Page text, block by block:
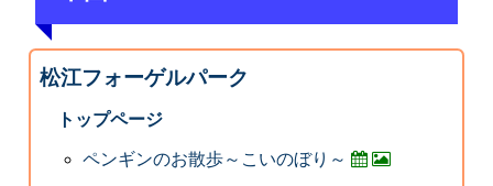
松江フォーゲルパーク
トップページ
ペンギンのお散歩～こいのぼり～